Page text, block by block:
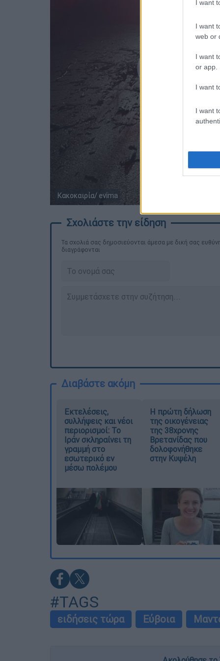
I want
I want
web or
I want
or app.
I want
I want
Κακοκαιρία/ evima
Τα σχολιά σας δημοσιεύονται άμεσα με δική σας
διαγράφονται
Διαβάστε ακόμη
Εκτελέσεις,
συλλήψεις και νέοι
περιορισμοί: Το
Ιράν σκληραίνει τη
γραμμή στο
εσωτερικό εν
μέσω πολέμου
Η πρώτη δήλωση
της οικογένειας
της 38χρονης
Βρετανίδας που
δολοφονήθηκε
στην Κυψέλη
#TAGS
ειδήσεις τώρα Εύβοια